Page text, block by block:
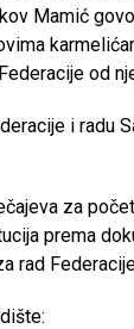
Mamić
od
i radu
za
prema
rad
CNAK